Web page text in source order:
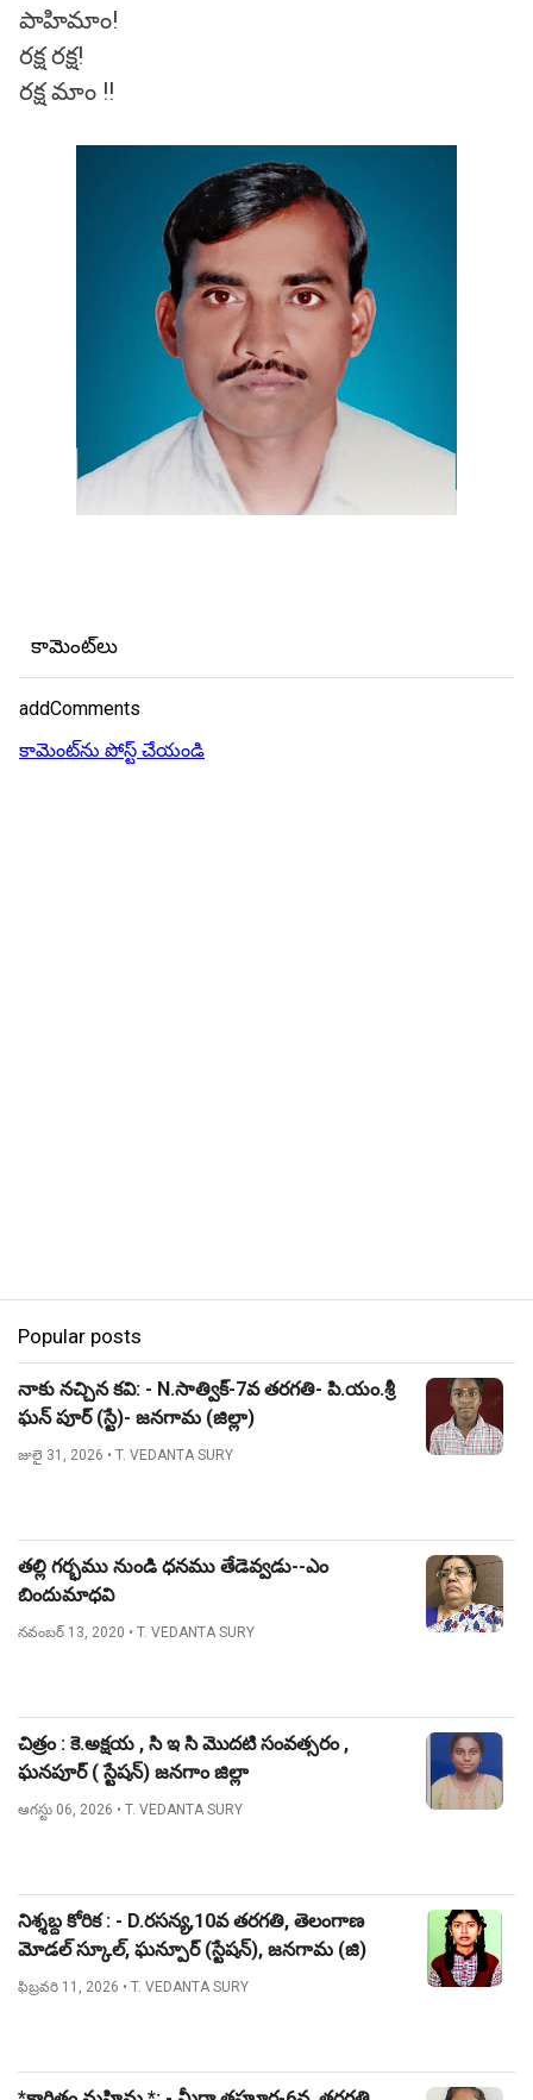
పాహిమాం!
రక్ష రక్ష!
రక్ష మాం !!
కామెంట్‌లు
addComments
కామెంట్‌ను పోస్ట్ చేయండి
Popular posts
నాకు నచ్చిన కవి: - N.సాత్విక్-7వ తరగతి- పి.యం.శ్రీ
ఘన్ పూర్ (స్టే)- జనగామ (జిల్లా)
జులై 31, 2026 • T. VEDANTA SURY
తల్లి గర్భము నుండి ధనము తేడెవ్వడు--ఎం
బిందుమాధవి
నవంబర్ 13, 2020 • T. VEDANTA SURY
చిత్రం : కె.అక్షయ , సి ఇ సి మొదటి సంవత్సరం ,
ఘనపూర్ ( స్టేషన్) జనగాం జిల్లా
ఆగస్టు 06, 2026 • T. VEDANTA SURY
నిశ్శబ్ద కోరిక : - D.రసన్య,10వ తరగతి, తెలంగాణ
మోడల్ స్కూల్, ఘన్పూర్ (స్టేషన్), జనగామ (జి)
ఫిబ్రవరి 11, 2026 • T. VEDANTA SURY